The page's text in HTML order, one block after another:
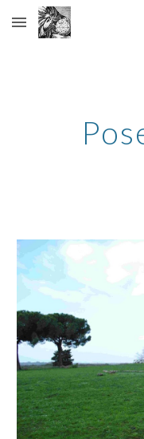
Skip to main content